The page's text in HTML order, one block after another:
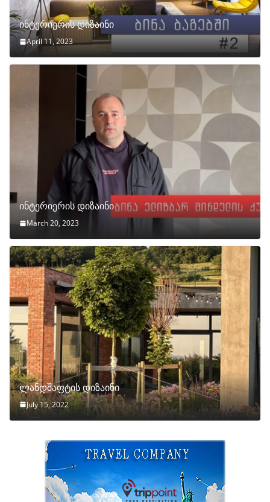
ინტერიერის დიზაინი
April 11, 2023
ინტერიერის დიზაინი
March 20, 2023
ლანდშაფტის დიზაინი
July 15, 2022